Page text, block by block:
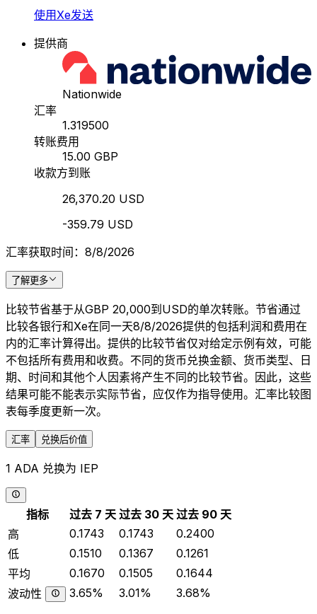
使用Xe发送
提供商
Nationwide
汇率
1.319500
转账费用
15.00 GBP
收款方到账
26,370.20 USD
-359.79 USD
汇率获取时间：8/8/2026
了解更多
比较节省基于从GBP 20,000到USD的单次转账。节省通过
比较各银行和Xe在同一天8/8/2026提供的包括利润和费用在
内的汇率计算得出。提供的比较节省仅对给定示例有效，可能
不包括所有费用和收费。不同的货币兑换金额、货币类型、日
期、时间和其他个人因素将产生不同的比较节省。因此，这些
结果可能不能表示实际节省，应仅作为指导使用。汇率比较图
表每季度更新一次。
汇率 兑换后价值
1 ADA 兑换为 IEP
指标 过去 7 天 过去 30 天 过去 90 天
高
0.1743 0.1743
0.2400
低
0.1510 0.1367
0.1261
平均
0.1670 0.1505
0.1644
波动性
3.65% 3.01% 3.68%